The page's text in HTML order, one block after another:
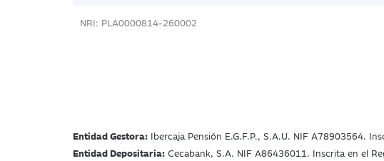
NRI: PLA0000814-260002
Entidad Gestora: Ibercaja Pensión E.G.F.P., S.A.U. NIF A78903564.
Entidad Depositaria: Cecabank, S.A. NIF A86436011. Inscrita en el